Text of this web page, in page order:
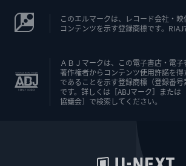
このエルマークは、レコード会社・
コンテンツを示す登録商標です。
ＡＢＪマークは、この電子書店・電子
著作権者からコンテンツ使用許諾を
であることを示す登録商標（登録番号
です。詳しくは［ABJマーク］または
協議会］で検索してください。